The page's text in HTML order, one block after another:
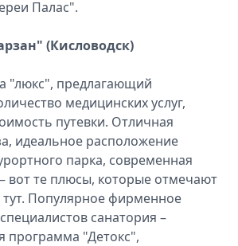
Палас".
(Кисловодск)
"люкс", предлагающий
медицинских услуг,
путевки. Отличная
идеальное расположение
парка, современная
вот те плюсы, которые отмечают
Популярное фирменное
санатория –
программа "Детокс",